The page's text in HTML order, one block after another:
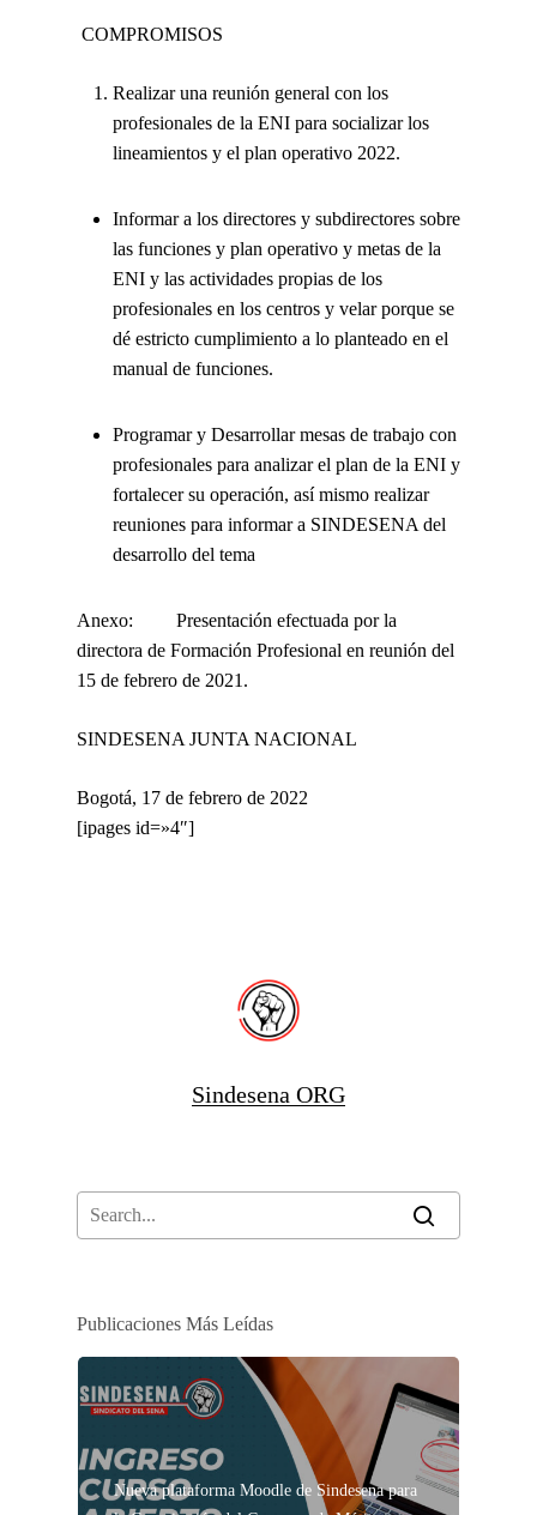
COMPROMISOS
Realizar una reunión general con los
profesionales de la ENI para socializar los
lineamientos y el plan operativo 2022.
Informar a los directores y subdirectores sobre
las funciones y plan operativo y metas de la
ENI y las actividades propias de los
profesionales en los centros y velar porque se
dé estricto cumplimiento a lo planteado en el
manual de funciones.
Programar y Desarrollar mesas de trabajo con
profesionales para analizar el plan de la ENI y
fortalecer su operación, así mismo realizar
reuniones para informar a SINDESENA del
desarrollo del tema
Anexo: Presentación efectuada por la
directora de Formación Profesional en reunión del
15 de febrero de 2021.
SINDESENA JUNTA NACIONAL
Bogotá, 17 de febrero de 2022
[ipages id=»4″]
Sindesena ORG
Publicaciones Más Leídas
Nueva plataforma Moodle de Sindesena para